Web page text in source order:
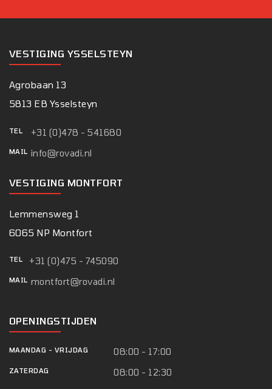
VESTIGING YSSELSTEYN
Agrobaan 13
5813 EB Ysselsteyn
TEL +31 (0)478 - 541680
MAIL info@rovadi.nl
VESTIGING MONTFORT
Lemmensweg 1
6065 NP Montfort
TEL +31 (0)475 - 745090
MAIL montfort@rovadi.nl
OPENINGSTIJDEN
MAANDAG - VRIJDAG 08:00 - 17:00
ZATERDAG 08:00 - 12:30